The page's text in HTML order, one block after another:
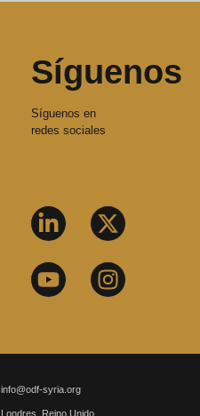
Síguenos
Síguenos en
redes sociales
info@odf-syria.org
Londres, Reino Unido